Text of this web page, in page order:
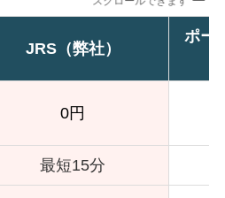
JRS（弊社）
ポー
0円
最短15分